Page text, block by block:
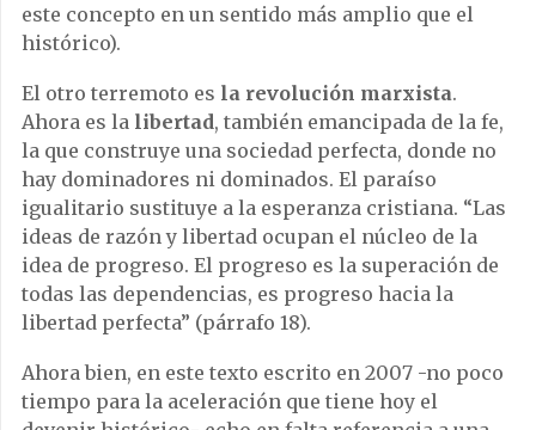
este concepto en un sentido más amplio que el
histórico).
El otro terremoto es la revolución marxista.
Ahora es la libertad, también emancipada de la fe,
la que construye una sociedad perfecta, donde no
hay dominadores ni dominados. El paraíso
igualitario sustituye a la esperanza cristiana. “Las
ideas de razón y libertad ocupan el núcleo de la
idea de progreso. El progreso es la superación de
todas las dependencias, es progreso hacia la
libertad perfecta” (párrafo 18).
Ahora bien, en este texto escrito en 2007 -no poco
tiempo para la aceleración que tiene hoy el